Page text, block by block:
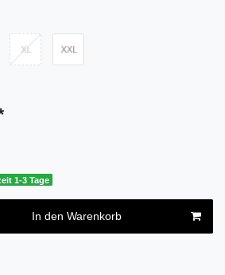
1-3 Tage
In den Warenkorb